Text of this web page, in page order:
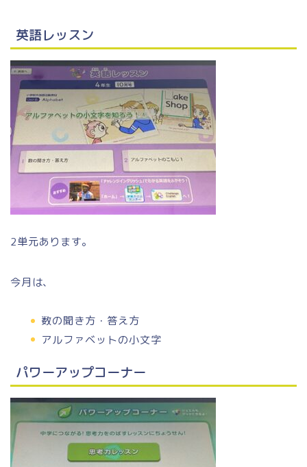
英語レッスン
2単元あります。
今月は、
数の聞き方・答え方
アルファベットの小文字
パワーアップコーナー